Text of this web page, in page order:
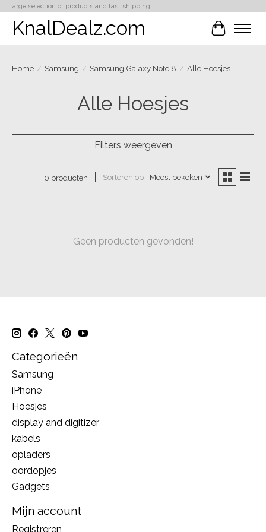
Large selection of products and fast shipping!
KnalDealz.com
Home / Samsung / Samsung Galaxy Note 8 / Alle Hoesjes
Alle Hoesjes
Filters weergeven
0 producten Sorteren op Meest bekeken
Geen producten gevonden!
Categorieën
Samsung
iPhone
Hoesjes
display and digitizer
kabels
opladers
oordopjes
Gadgets
Mijn account
Registreren